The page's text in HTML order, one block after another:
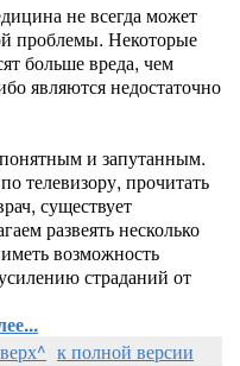
не всегда может
проблемы. Некоторые
больше вреда, чем
являются недостаточно
и запутанным.
телевизору, прочитать
существует
развеять несколько
возможность
страданий от
к полной версии